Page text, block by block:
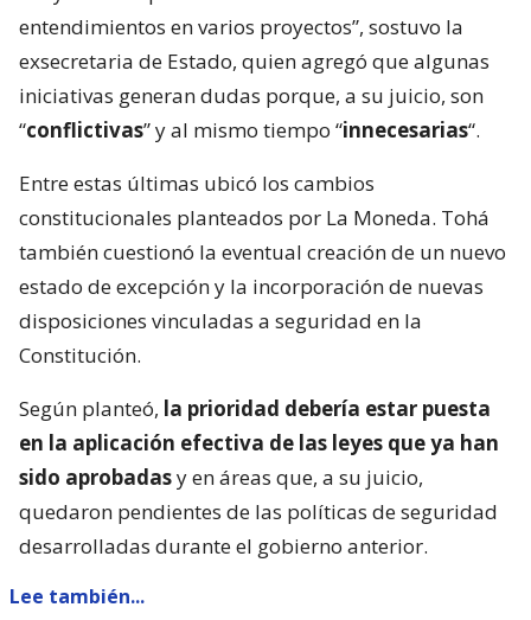
entendimientos en varios proyectos”, sostuvo la
exsecretaria de Estado, quien agregó que algunas
iniciativas generan dudas porque, a su juicio, son
“conflictivas” y al mismo tiempo “innecesarias“.
Entre estas últimas ubicó los cambios
constitucionales planteados por La Moneda. Tohá
también cuestionó la eventual creación de un nuevo
estado de excepción y la incorporación de nuevas
disposiciones vinculadas a seguridad en la
Constitución.
Según planteó, la prioridad debería estar puesta
en la aplicación efectiva de las leyes que ya han
sido aprobadasy en áreas que, a su juicio,
quedaron pendientes de las políticas de seguridad
desarrolladas durante el gobierno anterior.
Lee también...